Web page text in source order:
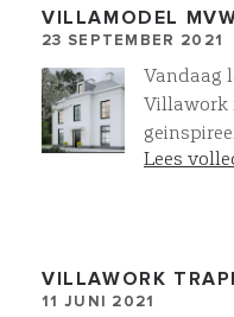
VILLAMODEL
23 SEPTEMBER 2021
Vandaag
Villawork
gevel
diep de
Lees
VILLAWORK
11 JUNI 2021